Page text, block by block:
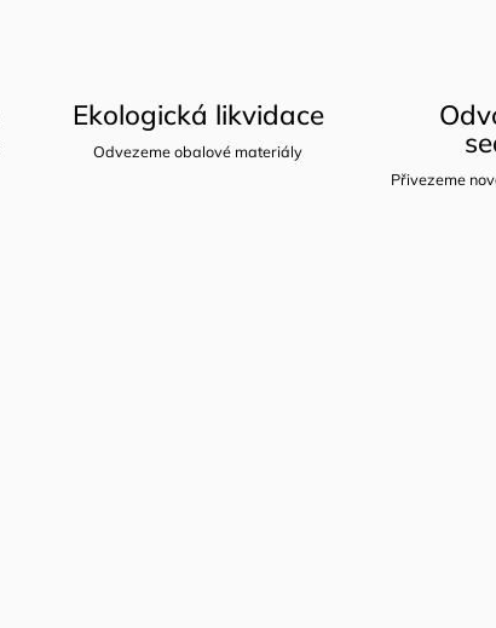
Ekologická likvidace
Odvezeme obalové materiály
Přivezeme